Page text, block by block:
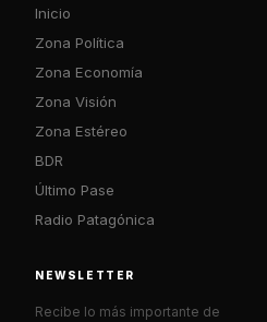
Inicio
Zona Política
Zona Economía
Zona Visión
Zona Estéreo
BDR
Último Pase
Radio Patagónica
NEWSLETTER
Recibe lo más importante de